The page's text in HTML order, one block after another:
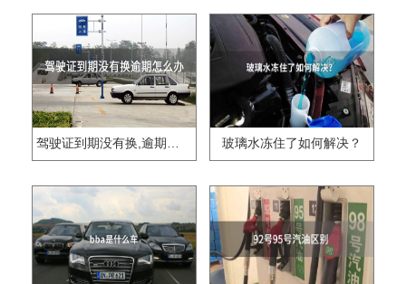
驾驶证到期没有换,逾期怎么办?? 玻璃水冻住了如何解决？